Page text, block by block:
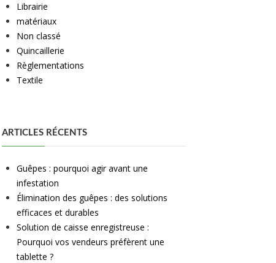
Librairie
matériaux
Non classé
Quincaillerie
Règlementations
Textile
ARTICLES RÉCENTS
Guêpes : pourquoi agir avant une
infestation
Élimination des guêpes : des solutions
efficaces et durables
Solution de caisse enregistreuse :
Pourquoi vos vendeurs préfèrent une
tablette ?